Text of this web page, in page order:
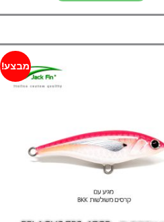
מבצע!